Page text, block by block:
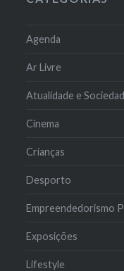
Agenda
Ar Livre
Atualidade e
Cinema
Crianças
Desporto
Empreendedorismo
Exposições
Lifestyle